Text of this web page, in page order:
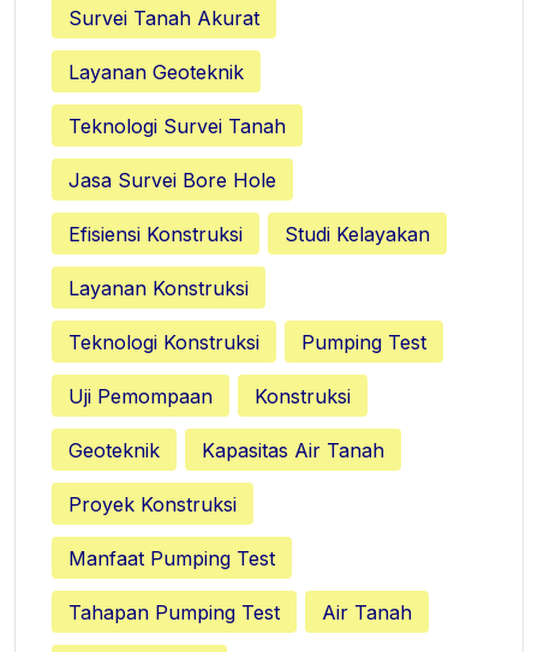
Survei Tanah Akurat
Layanan Geoteknik
Teknologi Survei Tanah
Jasa Survei Bore Hole
Efisiensi Konstruksi Studi Kelayakan
Layanan Konstruksi
Teknologi Konstruksi Pumping Test
Uji Pemompaan Konstruksi
Geoteknik Kapasitas Air Tanah
Proyek Konstruksi
Manfaat Pumping Test
Tahapan Pumping Test Air Tanah